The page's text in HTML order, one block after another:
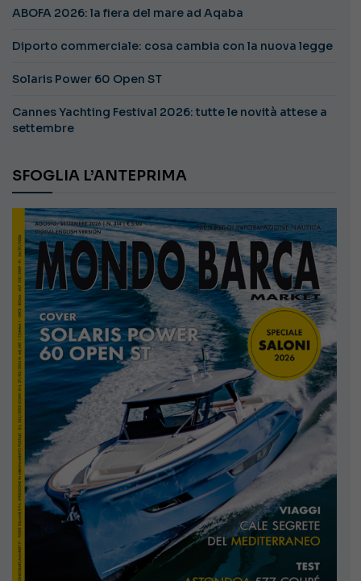
ABOFA 2026: la fiera del mare ad Aqaba
Diporto commerciale: cosa cambia con la nuova legge
Solaris Power 60 Open ST
Cannes Yachting Festival 2026: tutte le novità attese a
settembre
SFOGLIA L’ANTEPRIMA